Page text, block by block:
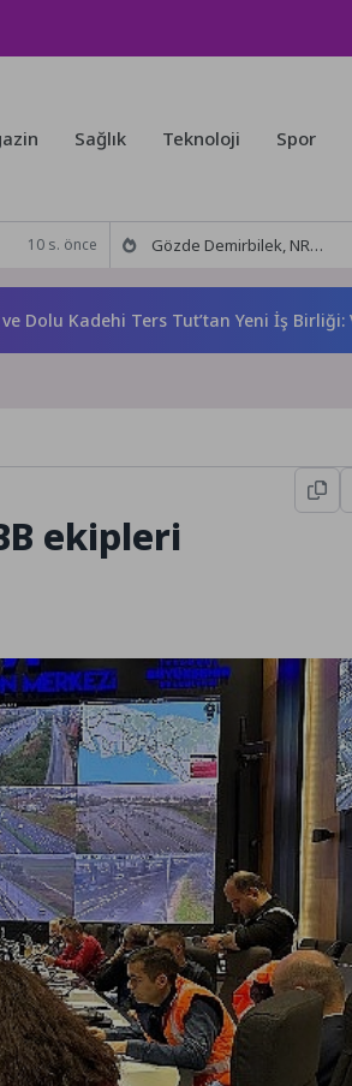
Sağlık Teknoloji Spor
10 s. önce Gözde Demirbilek, NR1 Magazin’de: ‘Son assolist olarak var olacağım!’
Kadehi Ters Tut’tan Yeni İş Birliği: Vişne
ekipleri